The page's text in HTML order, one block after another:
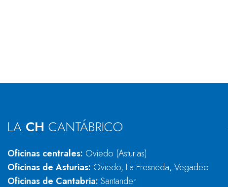
LA CH CANTÁBRICO
Oficinas centrales: Oviedo (Asturias)
Oficinas de Asturias: Oviedo, La Fresneda, Vegadeo
Oficinas de Cantabria: Santander